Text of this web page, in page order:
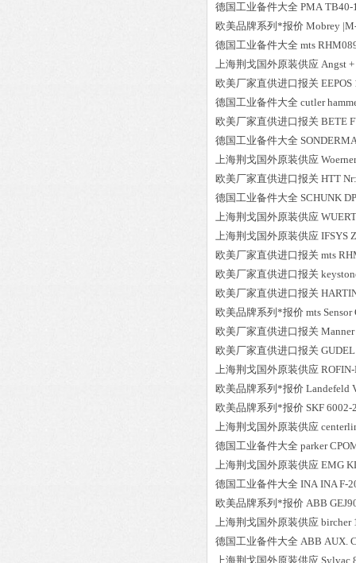
德国工业备件大全 PMA TB40-
欧美品牌系列*报价 Mobrey
德国工业备件大全 mts
上海荆戈国外原装供应 Angst
欧美厂家直供进口报关 EEPOS
德国工业备件大全 cutler
欧美厂家直供进口报关 BETE
德国工业备件大全
上海荆戈国外原装供应 Woerner
欧美厂家直供进口报关 HTT
德国工业备件大全 SCHUNK
上海荆戈国外原装供应
上海荆戈国外原装供应 IFSYS
欧美厂家直供进口报关 mts
欧美厂家直供进口报关
欧美厂家直供进口报关
欧美品牌系列*报价 mts
欧美厂家直供进口报关 Manner
欧美厂家直供进口报关 GUDEL
上海荆戈国外原装供应
欧美品牌系列*报价 Landefeld
欧美品牌系列*报价 SKF 6002-
上海荆戈国外原装供应
德国工业备件大全 parker
上海荆戈国外原装供应 EMG
德国工业备件大全 INA INA F-
欧美品牌系列*报价 ABB
上海荆戈国外原装供应 bircher
德国工业备件大全 ABB AUX.
上海荆戈国外原装供应 Sylvac